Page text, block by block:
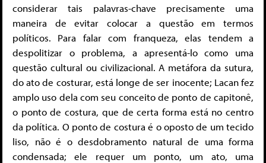
considerar tais palavras-chave precisamente uma
maneira de evitar colocar a questão em termos
políticos. Para falar com franqueza, elas tendem a
despolitizar o problema, a apresentá-lo como uma
questão cultural ou civilizacional. A metáfora da sutura,
do ato de costurar, está longe de ser inocente; Lacan fez
amplo uso dela com seu conceito de ponto de capitonê,
o ponto de costura, que de certa forma está no centro
da política. O ponto de costura é o oposto de um tecido
liso, não é o desdobramento natural de uma forma
condensada; ele requer um ponto, um ato, uma